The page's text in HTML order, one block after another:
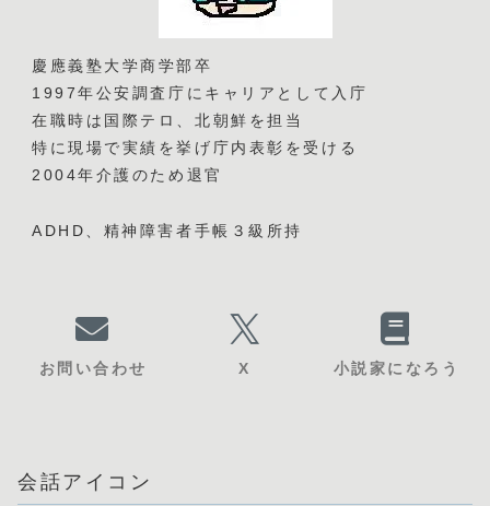
慶應義塾大学商学部卒
1997年公安調査庁にキャリアとして入庁
在職時は国際テロ、北朝鮮を担当
特に現場で実績を挙げ庁内表彰を受ける
2004年介護のため退官
ADHD、精神障害者手帳３級所持
お問い合わせ X 小説家になろう
会話アイコン